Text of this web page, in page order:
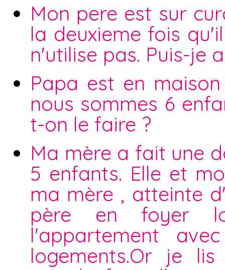
Mon pere est sur
la deuxieme fois
n'utilise pas. Puis-je
Papa est en
nous sommes 6
t-on le faire ?
Ma mère a fait une
5 enfants. Elle et
ma mère , atteinte
père en foyer
l'appartement
logements.Or je